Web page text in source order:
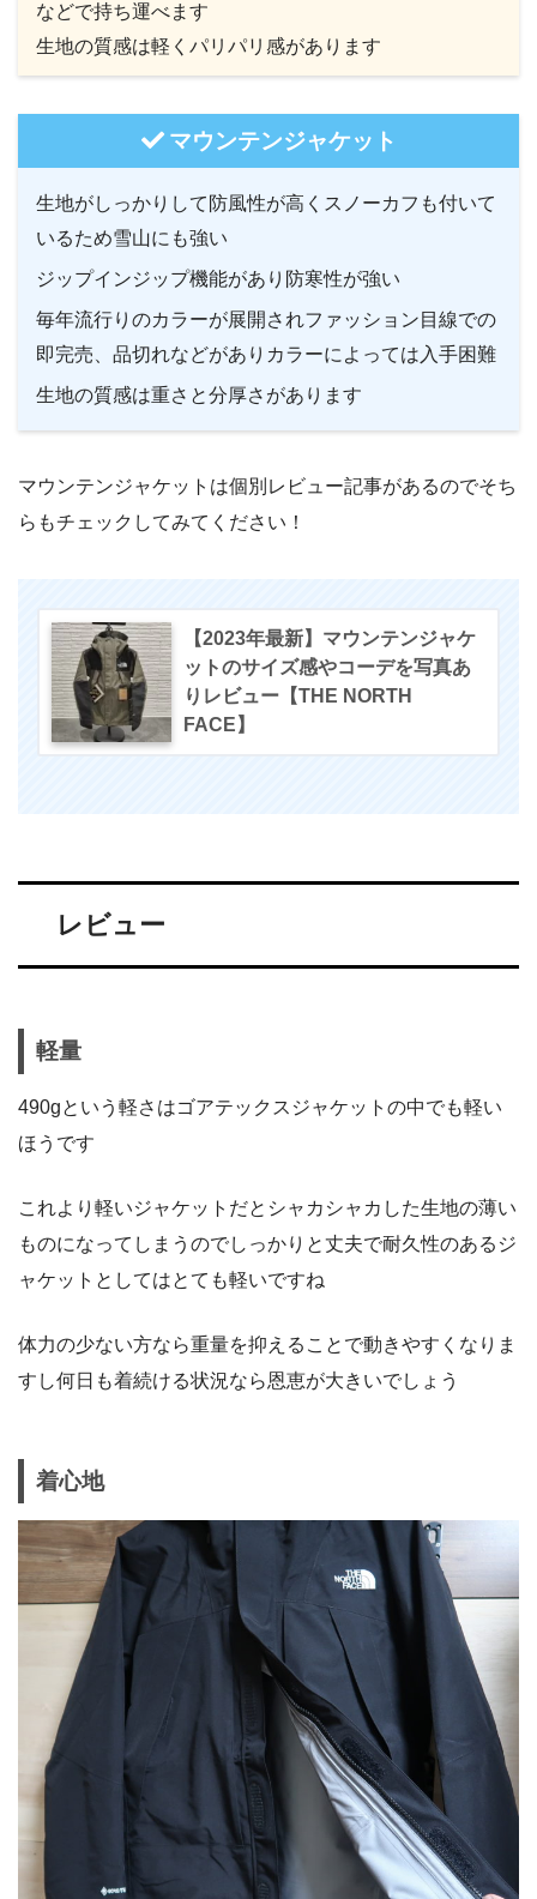
などで持ち運べます
生地の質感は軽くパリパリ感があります
マウンテンジャケット
生地がしっかりして防風性が高くスノーカフも付いて
いるため雪山にも強い
ジップインジップ機能があり防寒性が強い
毎年流行りのカラーが展開されファッション目線での
即完売、品切れなどがありカラーによっては入手困難
生地の質感は重さと分厚さがあります
マウンテンジャケットは個別レビュー記事があるのでそち
らもチェックしてみてください！
【2023年最新】マウンテンジャケ
ットのサイズ感やコーデを写真あ
りレビュー【THE NORTH
FACE】
レビュー
軽量
490gという軽さはゴアテックスジャケットの中でも軽い
ほうです
これより軽いジャケットだとシャカシャカした生地の薄い
ものになってしまうのでしっかりと丈夫で耐久性のあるジ
ャケットとしてはとても軽いですね
体力の少ない方なら重量を抑えることで動きやすくなりま
すし何日も着続ける状況なら恩恵が大きいでしょう
着心地